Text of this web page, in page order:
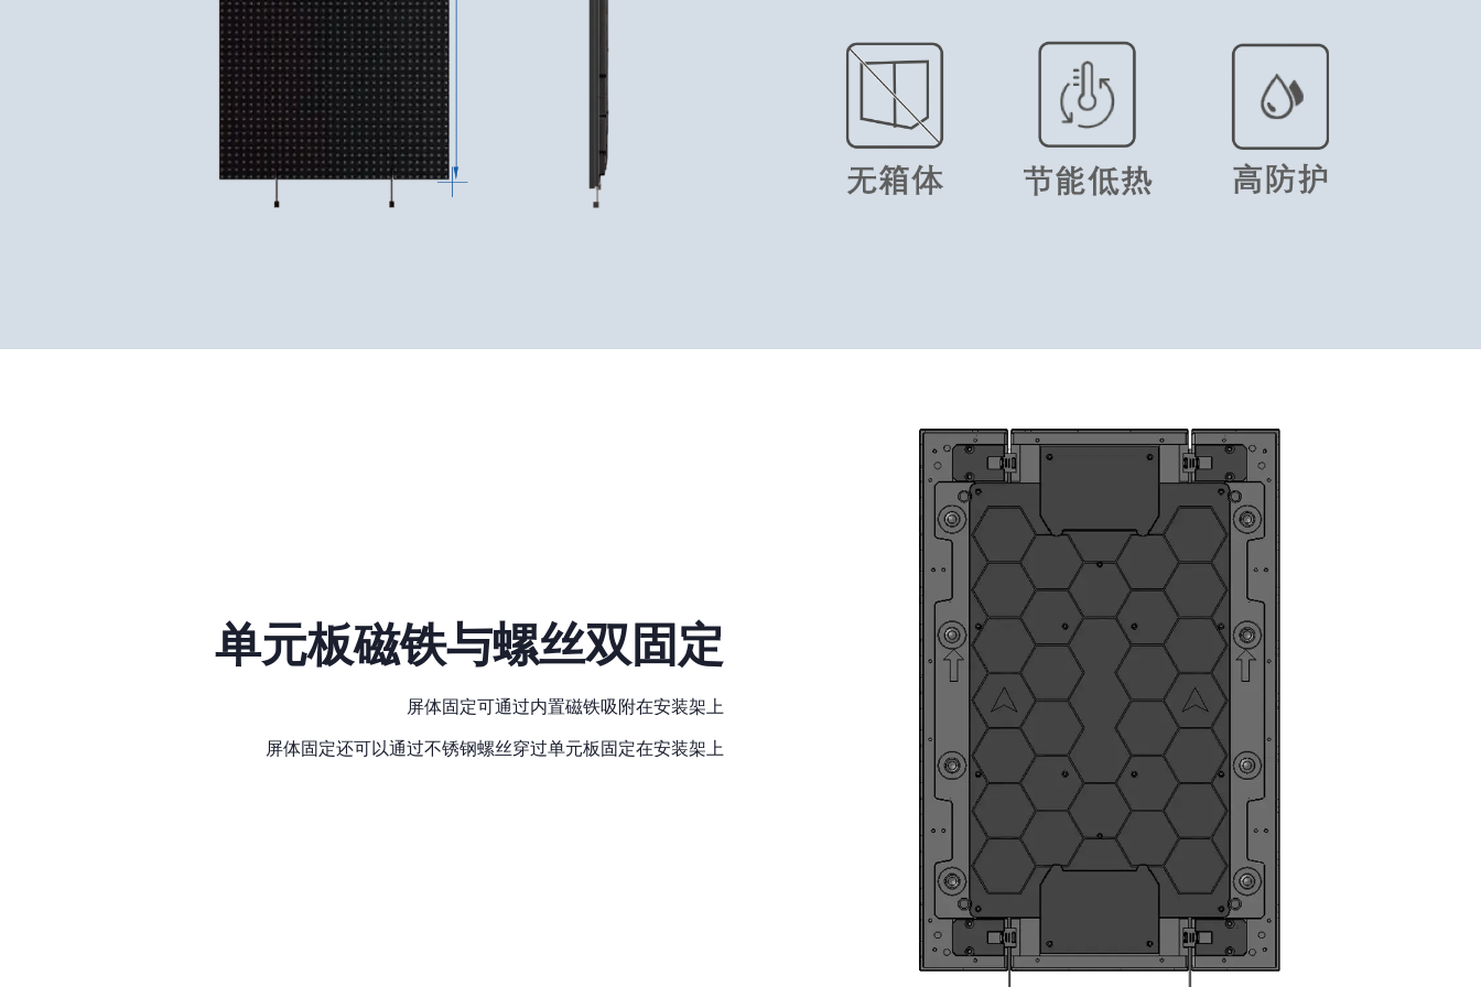
单元板磁铁与螺丝双固定
屏体固定可通过内置磁铁吸附在安装架上
屏体固定还可以通过不锈钢螺丝穿过单元板固定在安装架上